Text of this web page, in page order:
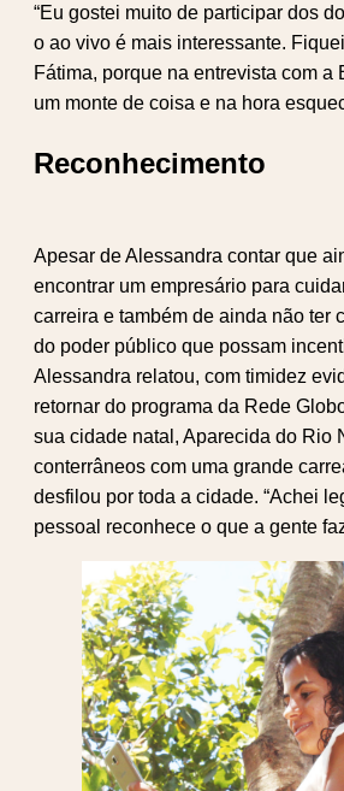
“Eu gostei muito de participar dos
o ao vivo é mais interessante.
Fátima, porque na entrevista com a
um monte de coisa e na hora
Reconhecimento
Apesar de Alessandra contar que
encontrar um empresário para
carreira e também de ainda não ter
do poder público que possam
Alessandra relatou, com timidez
retornar do programa da Rede
sua cidade natal, Aparecida do Rio
conterrâneos com uma grande
desfilou por toda a cidade. “Achei
pessoal reconhece o que a gente